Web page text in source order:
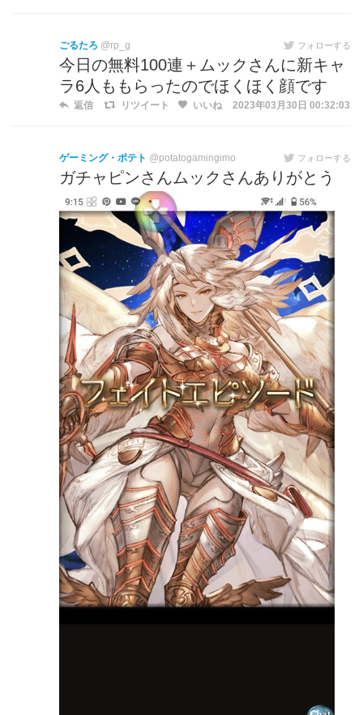
ごるたろ @rp_g フォローする
今日の無料100連＋ムックさんに新キャ
ラ6人ももらったのでほくほく顔です
返信 リツイート いいね 2023年03月30日 00:32:03
ゲーミング・ポテト @potatogamingimo フォローする
ガチャピンさんムックさんありがとう